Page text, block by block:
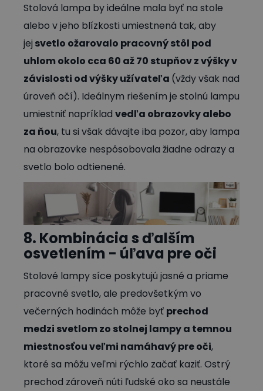
Stolová lampa by ideálne mala byť na stole
alebo v jeho blízkosti umiestnená tak, aby
jej svetlo ožarovalo pracovný stôl pod
uhlom okolo cca 60 až 70 stupňov z výšky v
závislosti od výšky užívateľa (vždy však nad
úroveň očí). Ideálnym riešením je stolnú lampu
umiestniť napríklad vedľa obrazovky alebo
za ňou, tu si však dávajte iba pozor, aby lampa
na obrazovke nespôsobovala žiadne odrazy a
svetlo bolo odtienené.
8. Kombinácia s ďalším
osvetlením - úľava pre oči
Stolové lampy síce poskytujú jasné a priame
pracovné svetlo, ale predovšetkým vo
večerných hodinách môže byť prechod
medzi svetlom zo stolnej lampy a temnou
miestnosťou veľmi namáhavý pre oči,
ktoré sa môžu veľmi rýchlo začať kaziť. Ostrý
prechod zároveň núti ľudské oko sa neustále